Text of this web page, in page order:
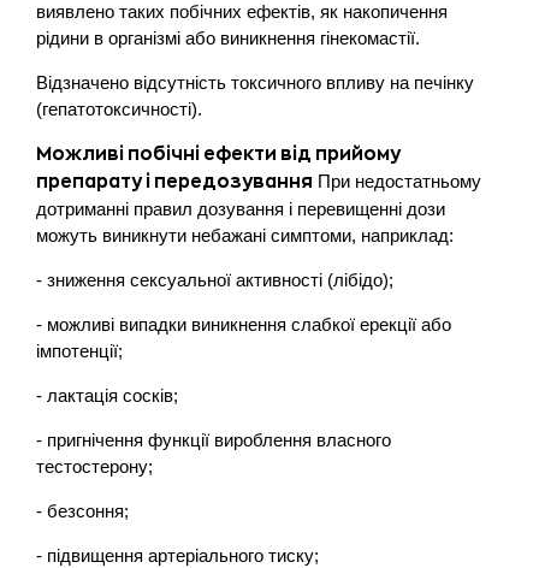
виявлено таких побічних ефектів, як накопичення
рідини в організмі або виникнення гінекомастії.
Відзначено відсутність токсичного впливу на печінку
(гепатотоксичності).
Можливі побічні ефекти від прийому
препарату і передозування При недостатньому
дотриманні правил дозування і перевищенні дози
можуть виникнути небажані симптоми, наприклад:
- зниження сексуальної активності (лібідо);
- можливі випадки виникнення слабкої ерекції або
імпотенції;
- лактація сосків;
- пригнічення функції вироблення власного
тестостерону;
- безсоння;
- підвищення артеріального тиску;